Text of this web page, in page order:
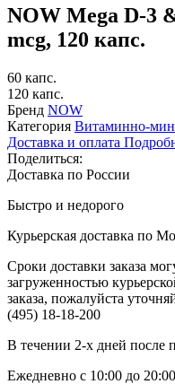
NOW Mega D-3
mcg, 120 капс.
60 капс.
120 капс.
Бренд NOW
Категория Витаминно-
Доставка и оплата
Поделиться:
Доставка по России
Быстро и недорого
Курьерская доставка по
Сроки доставки заказа
загруженностью
заказа, пожалуйста
(495) 18-18-200
В течении 2-х дней после
Ежедневно с 10:00 до 20:00